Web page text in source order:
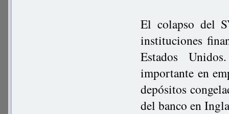
El colapso del
instituciones
Estados
importante en
depósitos
del banco en